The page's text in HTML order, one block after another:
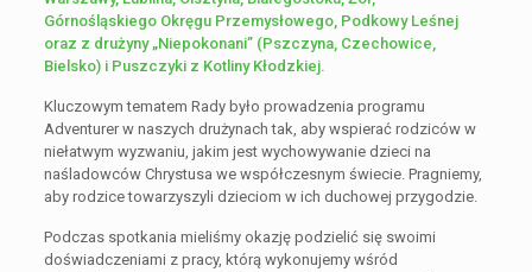
Górnośląskiego Okręgu Przemysłowego, Podkowy Leśnej
oraz z drużyny „Niepokonani” (Pszczyna, Czechowice,
Bielsko) i Puszczyki z Kotliny Kłodzkiej.
Kluczowym tematem Rady było prowadzenia programu
Adventurer w naszych drużynach tak, aby wspierać rodziców w
niełatwym wyzwaniu, jakim jest wychowywanie dzieci na
naśladowców Chrystusa we współczesnym świecie. Pragniemy,
aby rodzice towarzyszyli dzieciom w ich duchowej przygodzie.
Podczas spotkania mieliśmy okazję podzielić się swoimi
doświadczeniami z pracy, którą wykonujemy wśród